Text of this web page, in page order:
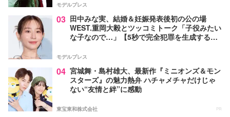
モデルプレス
03 田中みな実、結婚＆妊娠発表後初の公の場
WEST.重岡大毅とツッコミトーク「子役みたい
な子なので…」【5秒で完全犯罪を生成する方
モデルプレス
04 宮城舞・島村雄大、最新作『ミニオンズ＆モン
スターズ』の魅力熱弁 ハチャメチャだけじゃ
ない“友情と絆”に感動
東宝東和株式会社 PR